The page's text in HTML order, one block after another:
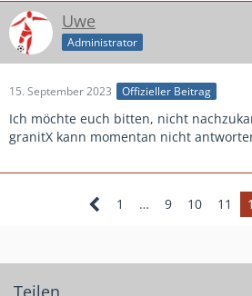
Uwe
Administrator
15. September 2023 Offizieller Beitrag
Ich möchte euch bitten, nicht
granitX kann momentan nicht
1 … 9 10 11
Teilen